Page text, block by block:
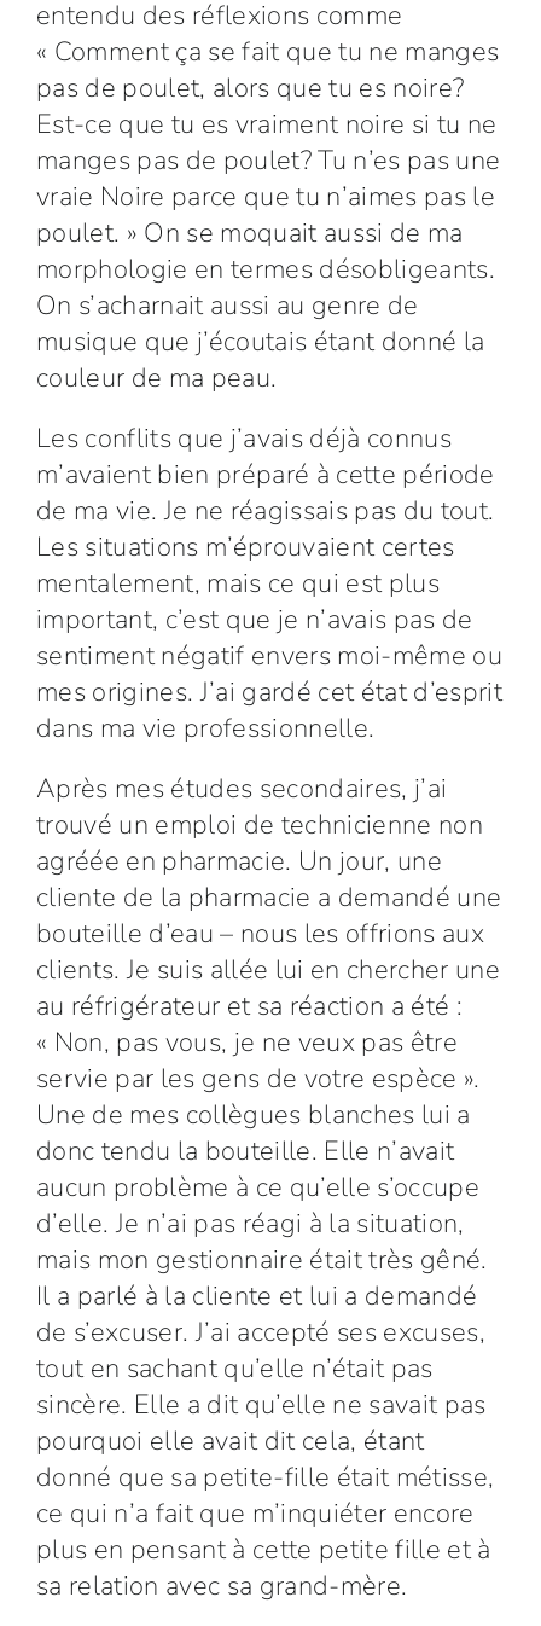
entendu des réflexions comme
« Comment ça se fait que tu ne manges
pas de poulet, alors que tu es noire?
Est-ce que tu es vraiment noire si tu ne
manges pas de poulet? Tu n’es pas une
vraie Noire parce que tu n’aimes pas le
poulet. » On se moquait aussi de ma
morphologie en termes désobligeants.
On s’acharnait aussi au genre de
musique que j’écoutais étant donné la
couleur de ma peau.
Les conflits que j’avais déjà connus
m’avaient bien préparé à cette période
de ma vie. Je ne réagissais pas du tout.
Les situations m’éprouvaient certes
mentalement, mais ce qui est plus
important, c’est que je n’avais pas de
sentiment négatif envers moi-même ou
mes origines. J’ai gardé cet état d’esprit
dans ma vie professionnelle.
Après mes études secondaires, j’ai
trouvé un emploi de technicienne non
agréée en pharmacie. Un jour, une
cliente de la pharmacie a demandé une
bouteille d’eau – nous les offrions aux
clients. Je suis allée lui en chercher une
au réfrigérateur et sa réaction a été :
« Non, pas vous, je ne veux pas être
servie par les gens de votre espèce ».
Une de mes collègues blanches lui a
donc tendu la bouteille. Elle n’avait
aucun problème à ce qu’elle s’occupe
d’elle. Je n’ai pas réagi à la situation,
mais mon gestionnaire était très gêné.
Il a parlé à la cliente et lui a demandé
de s’excuser. J’ai accepté ses excuses,
tout en sachant qu’elle n’était pas
sincère. Elle a dit qu’elle ne savait pas
pourquoi elle avait dit cela, étant
donné que sa petite-fille était métisse,
ce qui n’a fait que m’inquiéter encore
plus en pensant à cette petite fille et à
sa relation avec sa grand-mère.